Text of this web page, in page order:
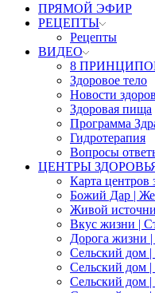
ПРЯМОЙ ЭФИР
РЕЦЕПТЫ
Рецепты
ВИДЕО
8
Здоровое тело
Новости
Здоровая пища
Программа
Гидротерапия
Вопросы
ЦЕНТРЫ
Карта центров
Божий Дар |
Живой
Вкус жизни |
Дорога жизни
Сельский дом
Сельский дом
Сельский дом |